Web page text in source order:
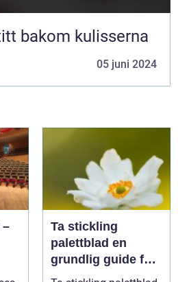
bakom kulisserna
05 juni 2024
–
Ta stickling
palettblad en
grundlig guide för
blomsterentusiast